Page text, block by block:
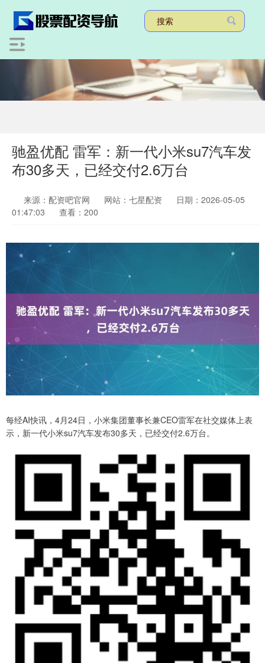
驰盈优配 雷军：新一代小米su7汽车发
布30多天，已经交付2.6万台
来源：配资吧官网 网站：七星配资
日期：2026-05-05
01:47:03
查看：200
每经AI快讯，4月24日，小米集团董事长兼CEO雷军在社交媒体上表
示，新一代小米su7汽车发布30多天，已经交付2.6万台。